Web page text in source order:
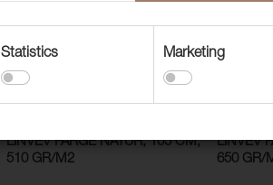
LINVEV FARGE NATUR, 105 CM,
510 GR/M2
LINVEV
650 GR/
Statistics Marketing